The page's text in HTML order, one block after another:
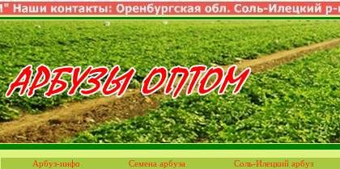
Арбуз-инфо Семена арбуза Соль-Илецкий арбуз